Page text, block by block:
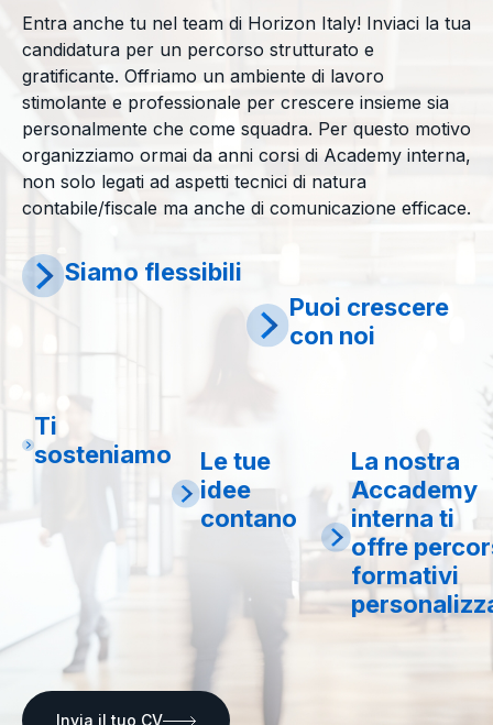
Entra anche tu nel team di Horizon Italy! Inviaci la tua
candidatura per un percorso strutturato e
gratificante. Offriamo un ambiente di lavoro
stimolante e professionale per crescere insieme sia
personalmente che come squadra. Per questo motivo
organizziamo ormai da anni corsi di Academy interna,
non solo legati ad aspetti tecnici di natura
contabile/fiscale ma anche di comunicazione efficace.
Siamo flessibili
Puoi crescere
con noi
Ti
sosteniamo
Le tue
idee
contano
La nostra
Accademy
interna ti
offre
formativi
Invia il tuo CV